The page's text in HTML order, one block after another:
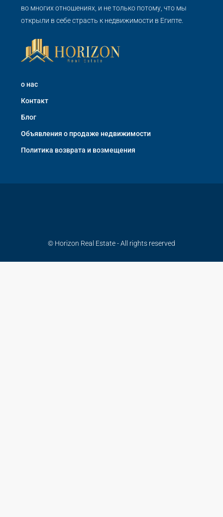
во многих отношениях, и не только потому, что мы
открыли в себе страсть к недвижимости в Египте.
о нас
Контакт
Блог
Объявления о продаже недвижимости
Политика возврата и возмещения
© Horizon Real Estate - All rights reserved